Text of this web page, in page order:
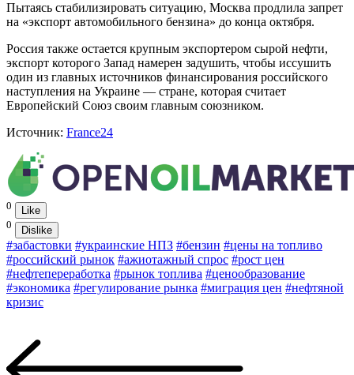
Пытаясь стабилизировать ситуацию, Москва продлила запрет
на «экспорт автомобильного бензина» до конца октября.
Россия также остается крупным экспортером сырой нефти,
экспорт которого Запад намерен задушить, чтобы иссушить
один из главных источников финансирования российского
наступления на Украине — стране, которая считает
Европейский Союз своим главным союзником.
Источник: France24
0
Like
0
Dislike
#забастовки #украинские НПЗ #бензин #цены на топливо
#российский рынок #ажиотажный спрос #рост цен
#нефтепереработка #рынок топлива #ценообразование
#экономика #регулирование рынка #миграция цен #нефтяной
кризис